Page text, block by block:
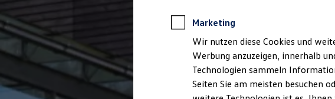
Professional Class bei Volkswagen
Behörden
Direktkunden
Sonderfahrzeuge
Anpfiff zum Gewinn
Elektromobilität
Marketing
Wir nutzen diese Cookies und
Werbung anzuzeigen, innerhalb
Technologien sammeln
Seiten Sie am meisten besuchen